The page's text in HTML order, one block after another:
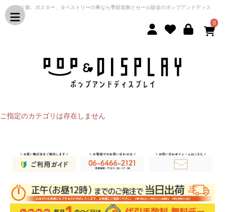
のぼり旗、ポスター、タペストリーの事なら季節装飾とセール販促のポップアンドディス
プレイ
0
ご指定のカテゴリは存在しません